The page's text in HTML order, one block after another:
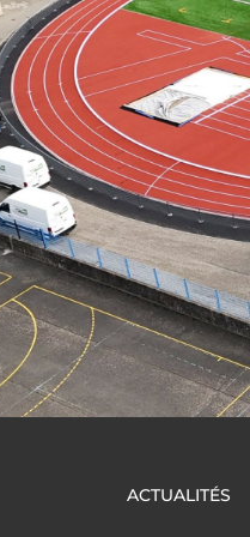
ACTUALITÉS